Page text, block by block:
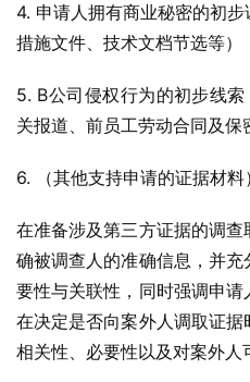
4. 申请人拥有商业秘密的初
措施文件、技术文档节选等）
5. B公司侵权行为的初步线
关报道、前员工劳动合同及保
6. （其他支持申请的证据材料）
在准备涉及第三方证据的调
确被调查人的准确信息，并
要性与关联性，同时强调申
在决定是否向案外人调取证
相关性、必要性以及对案外人